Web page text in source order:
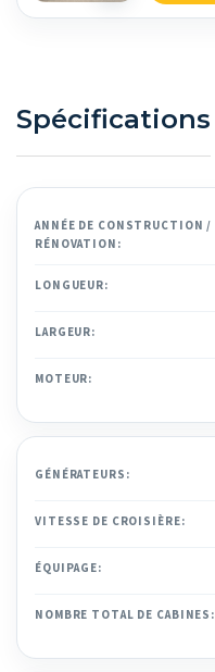
Spécifications
ANNÉE DE CONSTRUCTION /
RÉNOVATION:
LONGUEUR:
LARGEUR:
MOTEUR:
GÉNÉRATEURS:
VITESSE DE CROISIÈRE:
ÉQUIPAGE:
NOMBRE TOTAL DE CABINES: